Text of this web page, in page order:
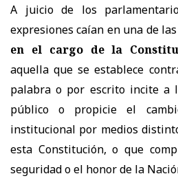
A juicio de los
expresiones caían en una de las
en el cargo de la
aquella que se establece
palabra o por escrito incite a
público o propicie el
institucional por medios
esta Constitución, o que
seguridad o el honor de la